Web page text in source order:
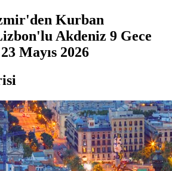
Kurban
Akdeniz 9 Gece
Mayıs 2026